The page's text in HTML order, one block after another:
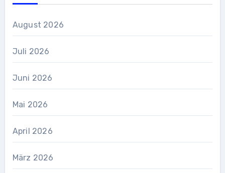
August 2026
Juli 2026
Juni 2026
Mai 2026
April 2026
März 2026